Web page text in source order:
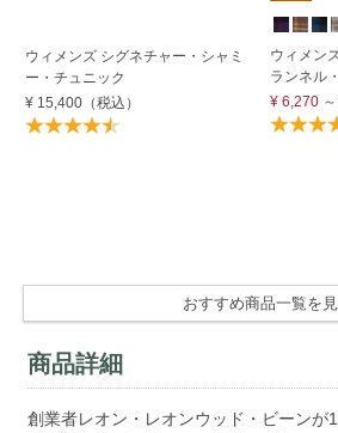
ウィメンズ シグネチャー・シャミ
ー・チュニック
¥ 15,400（税込）
ウィメン
ランネル
¥ 6,270 ～
おすすめ商品一覧を
商品詳細
創業者レオン・レオンウッド・ビーンが